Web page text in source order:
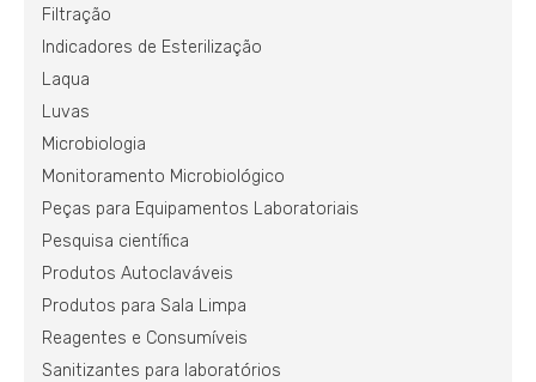
Filtração
Indicadores de Esterilização
Laqua
Luvas
Microbiologia
Monitoramento Microbiológico
Peças para Equipamentos Laboratoriais
Pesquisa científica
Produtos Autoclaváveis
Produtos para Sala Limpa
Reagentes e Consumíveis
Sanitizantes para laboratórios